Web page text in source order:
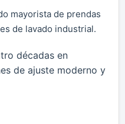
mayorista de prendas
de lavado industrial.
décadas en
de ajuste moderno y